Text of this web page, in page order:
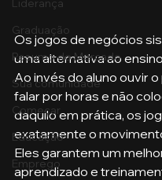
Liderança
Graduação
Resumo do Mercado
Sua comunidade
Começar
Educação
Emprego
Os jogos de negócios
uma alternativa ao
Ao invés do aluno ouvir
falar por horas e não
daquilo em prática, os
exatamente o
Eles garantem um
aprendizado e